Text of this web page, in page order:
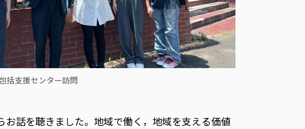
括支援センター訪問
話を聴きました。地域で働く，地域を支える価値